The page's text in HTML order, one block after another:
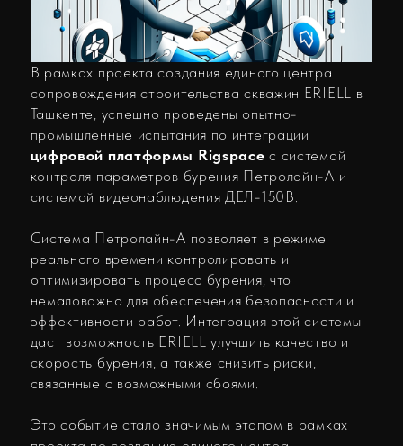
системой видеонаблюдения ДЕЛ-150В.
Система Петролайн-А позволяет в режиме
реального времени контролировать и
оптимизировать процесс бурения, что
немаловажно для обеспечения безопасности и
эффективности работ. Интеграция этой системы
даст возможность ERIELL улучшить качество и
скорость бурения, а также снизить риски,
связанные с возможными сбоями.
Это событие стало значимым этапом в рамках
проекта по созданию единого центра
строительства скважин в Ташкенте. Центр будет
бурения, что в свою очередь способствует
повышению производительности и эффективности
Успешное проведение испытаний открывает
новые горизонты для развития отрасли в
Узбекистане и содействует реализации
стратегических целей компании Узбекнефтегаз.
Компания продолжит активно инвестировать в
новые технологии и инновации, чтобы обеспечить
свою конкурентоспособность на рынке.